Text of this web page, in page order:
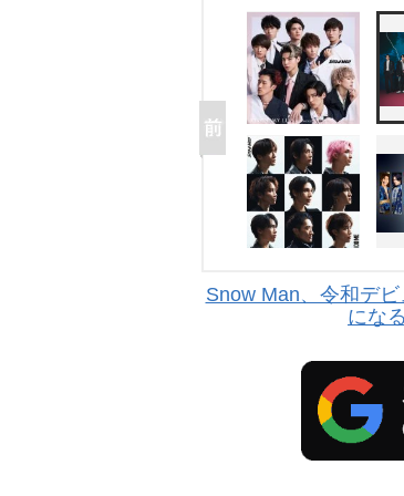
Snow Man、令和デ
にな